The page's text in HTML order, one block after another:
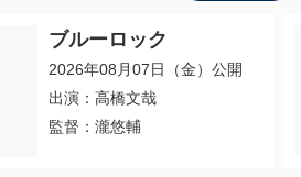
ブルーロック
2026年08月07日（金）公開
出演：高橋文哉
監督：瀧悠輔